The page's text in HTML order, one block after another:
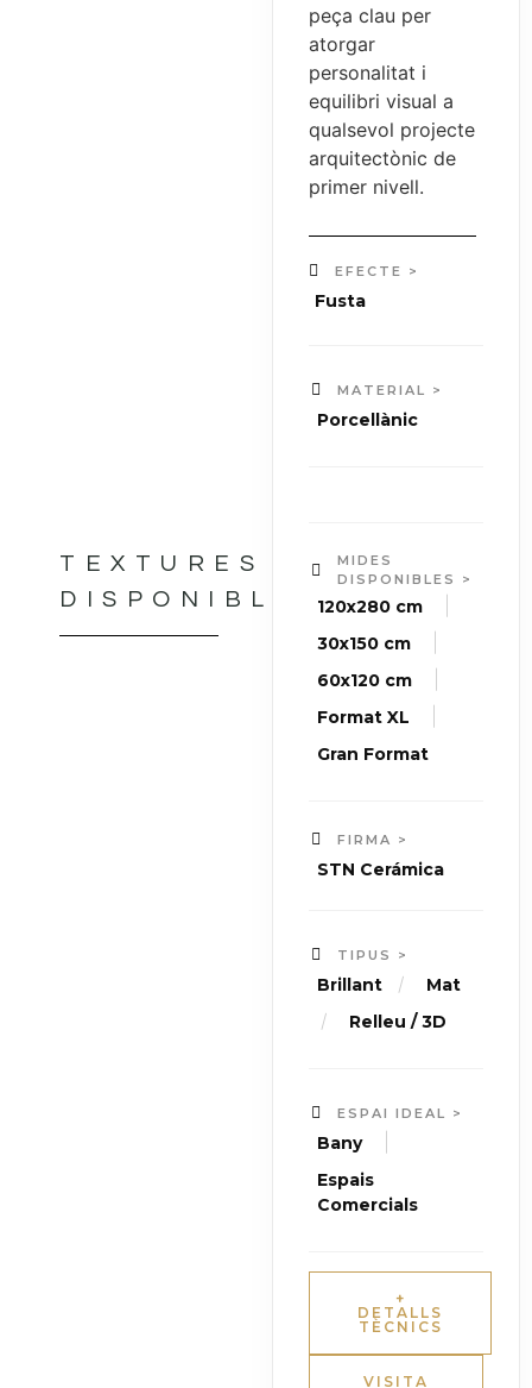
TEXTURES
DISPONIBLES
peça clau per
atorgar
personalitat i
equilibri visual a
qualsevol projecte
arquitectònic de
primer nivell.
EFECTE >
Fusta
MATERIAL >
Porcellànic
MIDES
DISPONIBLES >
120x280 cm
30x150 cm
60x120 cm
Format XL
Gran Format
FIRMA >
STN Cerámica
TIPUS >
Brillant / Mat
/ Relleu / 3D
ESPAI IDEAL >
Bany
Espais
Comercials
+
DETALLS
TÈCNICS
VISITA